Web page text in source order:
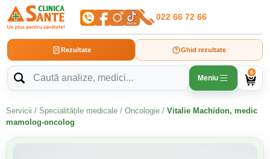
022 66 72 66
Rezultate Ghid rezultate
Meniu
0
Servicii / Specialitățile medicale / Oncologie / Vitalie Machidon, medic
mamolog-oncolog